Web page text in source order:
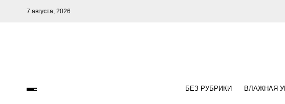
7 августа, 2026
БЕЗ РУБРИКИ ВЛАЖНАЯ